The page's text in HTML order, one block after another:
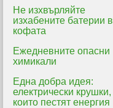
Не изхвърляйте
изхабените батерии в
кофата
Ежедневните опасни
химикали
Една добра идея:
електрически крушки,
които пестят енергия